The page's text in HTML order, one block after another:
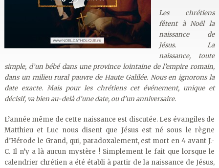
Les chrétiens
fêtent à Noël la
naissance de
Jésus. La
naissance, toute
simple, d’un bébé dans une province lointaine de l’empire romain,
dans un milieu rural pauvre de Haute Galilée. Nous en ignorons la
date exacte. Mais pour les chrétiens cet événement, unique et
décisif, va bien au-delà d’une date, ou d’un anniversaire.
L’année même de cette naissance est discutée. Les évangiles de
Matthieu et Luc nous disent que Jésus est né sous le règne
d’Hérode le Grand, qui, paradoxalement, est mort en 4 avant J.-
C. Il n’y a là aucun mystère ! Simplement le fait que lorsque le
calendrier chrétien a été établi à partir de la naissance de Jésus,